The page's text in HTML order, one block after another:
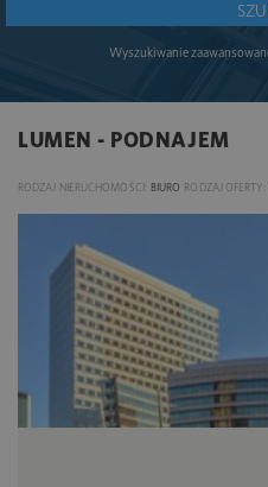
Wyszukiwanie
LUMEN - PODNAJEM
RODZAJ NIERUCHOMOŚCI: BIURO RODZAJ OFERTY: